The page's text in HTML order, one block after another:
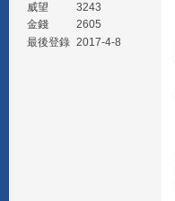
威望
3243
金錢
2605
最後登錄 2017-4-8